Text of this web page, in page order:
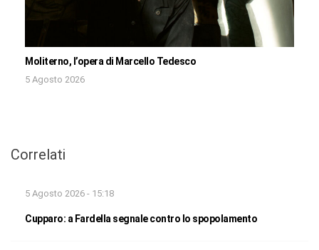
Moliterno, l’opera di Marcello Tedesco
5 Agosto 2026
Correlati
5 Agosto 2026 - 15:18
Cupparo: a Fardella segnale contro lo spopolamento